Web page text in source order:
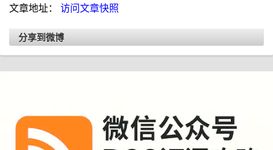
文章地址： 访问文章快照
分享到微博